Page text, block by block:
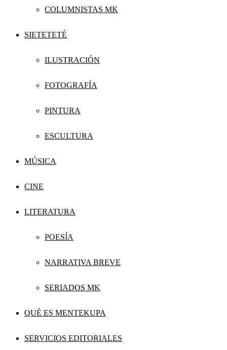
COLUMNISTAS MK
SIETETETÉ
ILUSTRACIÓN
FOTOGRAFÍA
PINTURA
ESCULTURA
MÚSICA
CINE
LITERATURA
POESÍA
NARRATIVA BREVE
SERIADOS MK
QUÉ ES MENTEKUPA
SERVICIOS EDITORIALES